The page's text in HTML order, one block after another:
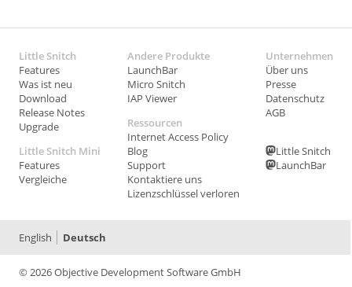
Little Snitch
Features
Was ist neu
Download
Release Notes
Upgrade
Little Snitch Mini
Features
Vergleiche
Andere Produkte
LaunchBar
Micro Snitch
IAP Viewer
Ressourcen
Internet Access Policy
Blog
Support
Kontaktiere uns
Lizenzschlüssel verloren
Unternehmen
Über uns
Presse
Datenschutz
AGB
Little Snitch
LaunchBar
© 2026 Objective Development Software GmbH
English Deutsch